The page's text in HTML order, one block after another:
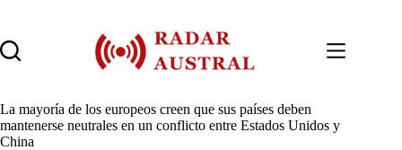
contenido
La mayoría de los europeos creen que sus países deben
mantenerse neutrales en un conflicto entre Estados Unidos y
China